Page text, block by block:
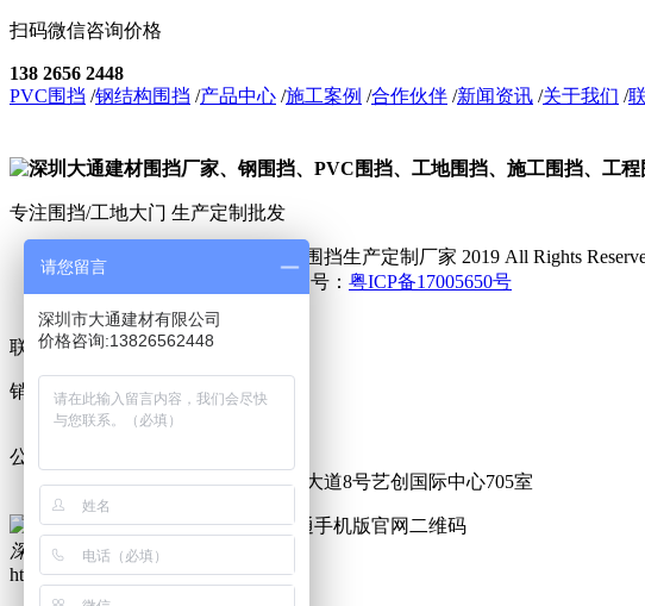
扫码微信咨询价格
138 2656 2448
PVC围挡 /钢结构围挡 /产品中心 /施工案例 /合作伙伴 /新闻资讯 /关于我们 /
专注围挡/工地大门 生产定制批发
© 深圳市大通建材有限公司钢围挡生产定制厂家 2019 All Rights
网案备案：6554557号 ICP备案号： 粤ICP备17005650号
联系我们
销售热线：
138 2656 2448
公司地址：
广东深圳龙华观澜街道高尔夫大道8号艺创国际中心705室
大通手机版官网二维码
深圳市大通建材有限公司
https://www.dtgssz.com/
请您留言
深圳市大通建材有限公司
价格咨询:13826562448